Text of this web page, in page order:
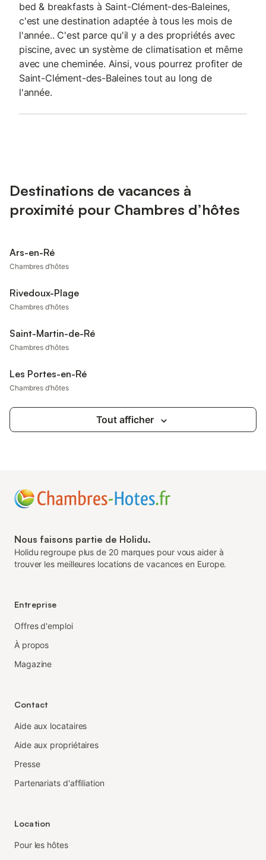
bed & breakfasts à Saint-Clément-des-Baleines,
c'est une destination adaptée à tous les mois de
l'année.. C'est parce qu'il y a des propriétés avec
piscine, avec un système de climatisation et même
avec une cheminée. Ainsi, vous pourrez profiter de
Saint-Clément-des-Baleines tout au long de
l'année.
Destinations de vacances à
proximité pour Chambres d’hôtes
Ars-en-Ré
Chambres d’hôtes
Rivedoux-Plage
Chambres d’hôtes
Saint-Martin-de-Ré
Chambres d’hôtes
Les Portes-en-Ré
Chambres d’hôtes
Tout afficher
Nous faisons partie de Holidu.
Holidu regroupe plus de 20 marques pour vous aider à
trouver les meilleures locations de vacances en Europe.
Entreprise
Offres d'emploi
À propos
Magazine
Contact
Aide aux locataires
Aide aux propriétaires
Presse
Partenariats d'affiliation
Location
Pour les hôtes